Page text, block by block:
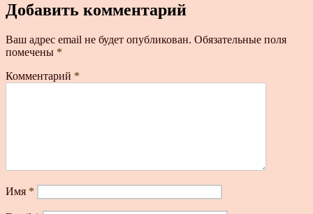
Добавить комментарий
Ваш адрес email не будет опубликован. Обязательные поля
помечены *
Комментарий *
Имя *